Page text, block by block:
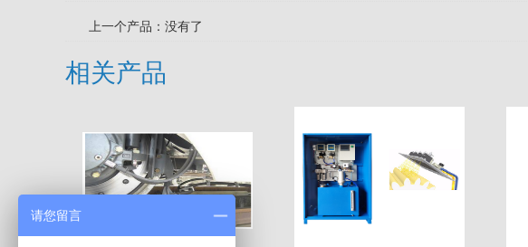
上一个产品：没有了
相关产品
请您留言